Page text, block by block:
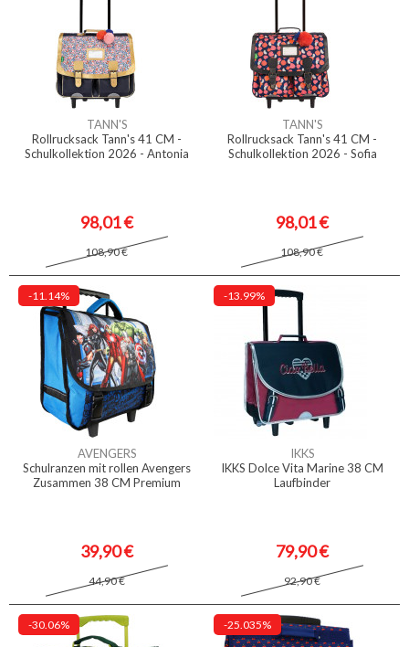
TANN'S
Rollrucksack Tann's 41 CM -
Schulkollektion 2026 - Antonia
98,01 €
108,90 €
TANN'S
Rollrucksack Tann's 41 CM -
Schulkollektion 2026 - Sofia
98,01 €
108,90 €
-11.14%
AVENGERS
Schulranzen mit rollen Avengers
Zusammen 38 CM Premium
39,90 €
44,90 €
-13.99%
IKKS
IKKS Dolce Vita Marine 38 CM
Laufbinder
79,90 €
92,90 €
-30.06% -25.035%